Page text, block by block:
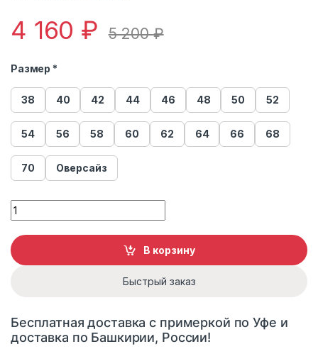
4 160 ₽ 5 200₽
Размер *
38 40 42 44 46 48 50 52
54 56 58 60 62 64 66 68
70 Оверсайз
Куртка женская из эко-кожи с капюшоном 6301 quantity
В корзину
Быстрый заказ
Бесплатная доставка с примеркой по Уфе и
доставка по Башкирии, России!